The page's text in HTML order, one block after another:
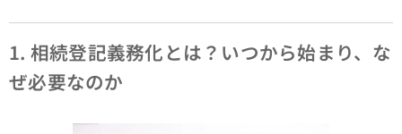
1. 相続登記義務化とは？いつから始まり、な
ぜ必要なのか